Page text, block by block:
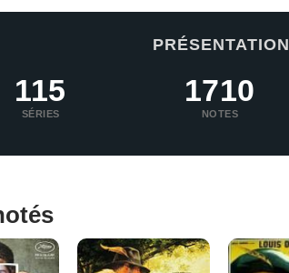
PRÉSENTATION
115
SÉRIES
1710
NOTES